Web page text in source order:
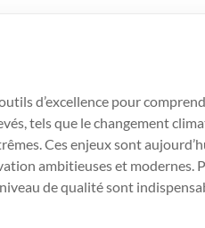
d’excellence pour
tels que le changement
Ces enjeux sont
ambitieuses et modernes.
de qualité sont